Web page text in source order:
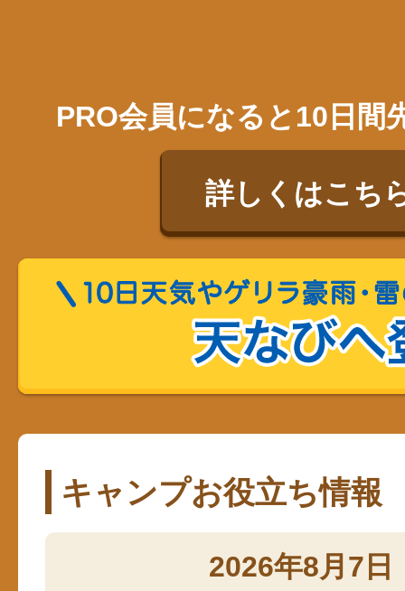
PRO会員になると10日間
詳しくはこち
キャンプお役立ち情報
2026年8月7日